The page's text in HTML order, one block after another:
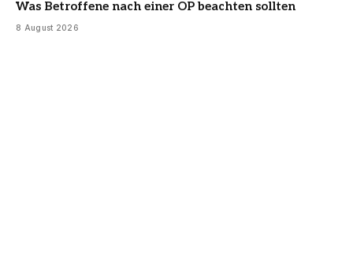
Was Betroffene nach einer OP beachten sollten
8 August 2026